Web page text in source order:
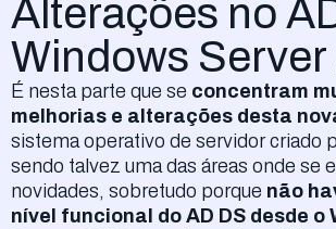
Alterações no
Windows Server
É nesta parte que se concentram
melhorias e alterações desta
sistema operativo de servidor criado
sendo talvez uma das áreas onde se
novidades, sobretudo porque não
nível funcional do AD DS desde o